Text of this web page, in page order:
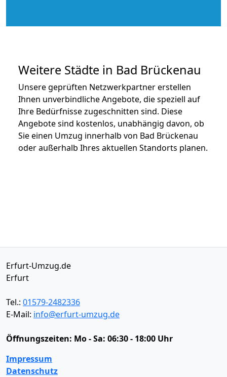
Weitere Städte in Bad Brückenau
Unsere geprüften Netzwerkpartner erstellen
Ihnen unverbindliche Angebote, die speziell auf
Ihre Bedürfnisse zugeschnitten sind. Diese
Angebote sind kostenlos, unabhängig davon, ob
Sie einen Umzug innerhalb von Bad Brückenau
oder außerhalb Ihres aktuellen Standorts planen.
Erfurt-Umzug.de
Erfurt
Tel.: 01579-2482336
E-Mail: info@erfurt-umzug.de
Öffnungszeiten: Mo - Sa: 06:30 - 18:00 Uhr
Impressum
Datenschutz